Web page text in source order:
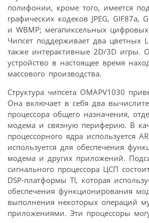
полифонии, кроме того, имеется
графических кодеков JPEG, GIF87a,
и WBMP; мегапиксельных
Чипсет поддерживает два цветных
также интерактивные 2D/3D игры.
устройство в настоящее время
массового производства.
Структура чипсета OMAPV1030
Она включает в себя два
процессора общего назначения,
модема и связную периферию. В
процессорного ядра используется
используется для обеспечения
модема и других приложений.
сигнального процессора ЦСП
DSP-платформы TI, которая
обеспечения функционирования
выполнения некоторых операций
приложениями. Эти процессоры